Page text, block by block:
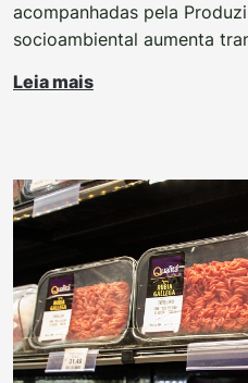
acompanhadas pela
socioambiental aumenta
Leia mais